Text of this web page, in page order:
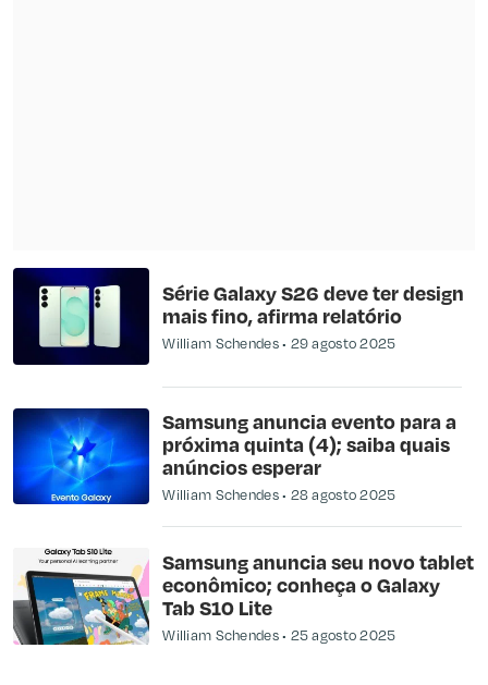
Série Galaxy S26 deve ter design
mais fino, afirma relatório
William Schendes 29 agosto 2025
Samsung anuncia evento para a
próxima quinta (4); saiba quais
anúncios esperar
William Schendes 28 agosto 2025
Samsung anuncia seu novo tablet
econômico; conheça o Galaxy
Tab S10 Lite
William Schendes 25 agosto 2025